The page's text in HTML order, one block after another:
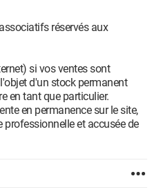
réservés aux
si vos ventes sont
d'un stock permanent
en tant que particulier.
en permanence sur le site,
et accusée de